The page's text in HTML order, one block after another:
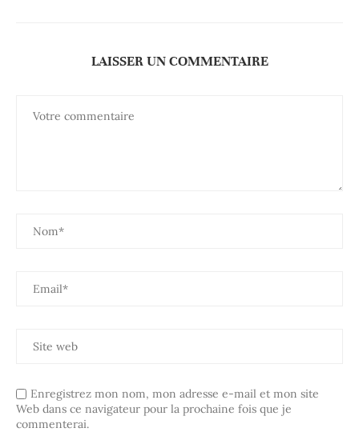
LAISSER UN COMMENTAIRE
Enregistrez mon nom, mon adresse e-mail et mon site
Web dans ce navigateur pour la prochaine fois que je
commenterai.